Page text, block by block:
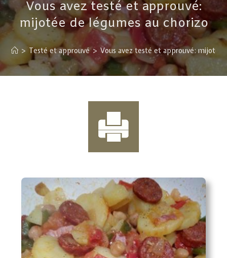
Vous avez testé et approuvé:
mijotée de légumes au chorizo
> Testé et approuvé > Vous avez testé et approuvé: mijotée